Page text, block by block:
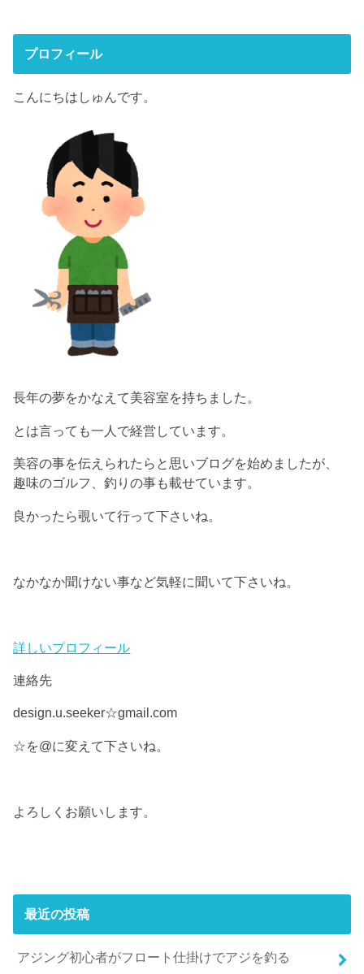
プロフィール
こんにちはしゅんです。
長年の夢をかなえて美容室を持ちました。
とは言っても一人で経営しています。
美容の事を伝えられたらと思いブログを始めましたが、
趣味のゴルフ、釣りの事も載せています。
良かったら覗いて行って下さいね。
なかなか聞けない事など気軽に聞いて下さいね。
詳しいプロフィール
連絡先
design.u.seeker☆gmail.com
☆を@に変えて下さいね。
よろしくお願いします。
最近の投稿
アジング初心者がフロート仕掛けでアジを釣る